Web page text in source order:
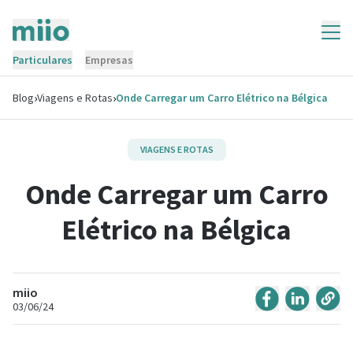
Particulares Empresas
Blog›Viagens e Rotas›Onde Carregar um Carro Elétrico na Bélgica
VIAGENS E ROTAS
Onde Carregar um Carro
Elétrico na Bélgica
miio
03/06/24